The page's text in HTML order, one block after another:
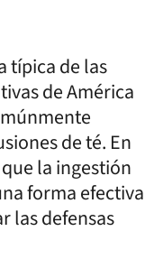
típica de las
de América
de té. En
la ingestión
forma efectiva
las defensas